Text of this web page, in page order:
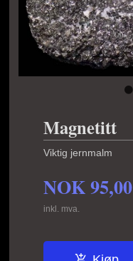
Magnetitt
Viktig jernmalm
NOK95,00
inkl. mva.